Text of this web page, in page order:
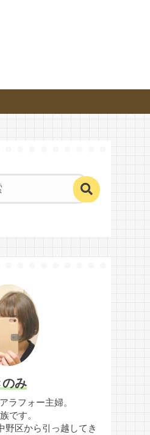
のみ
ラフォー主婦。
です。
野区から引っ越してき